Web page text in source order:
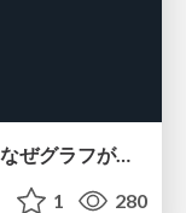
AIエージェントの知識表現と推論に なぜグラフが使われるのか - 記号的AIの復権とニューラルAIとの統合
1 280